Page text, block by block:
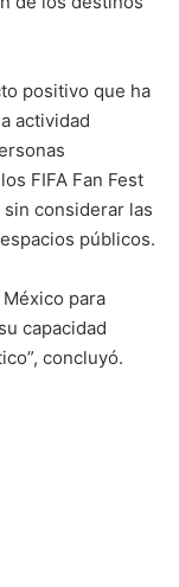
positivo que ha
actividad
FIFA Fan Fest
considerar las
públicos.
para
capacidad
concluyó.